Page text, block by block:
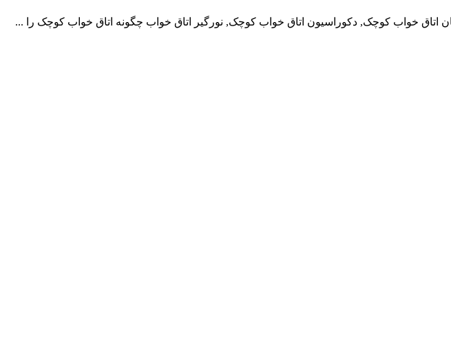
خواب کوچک, دکوراسیون اتاق خواب کوچک, نورگیر اتاق خواب چگونه اتاق خواب کوچک را ...